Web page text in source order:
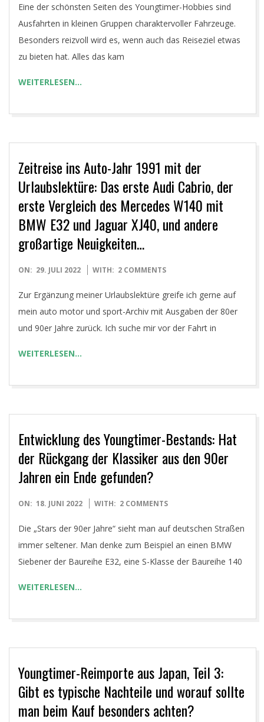
Eine der schönsten Seiten des Youngtimer-Hobbies sind
Ausfahrten in kleinen Gruppen charaktervoller Fahrzeuge.
Besonders reizvoll wird es, wenn auch das Reiseziel etwas
zu bieten hat. Alles das kam
WEITERLESEN…
Zeitreise ins Auto-Jahr 1991 mit der
Urlaubslektüre: Das erste Audi Cabrio, der
erste Vergleich des Mercedes W140 mit
BMW E32 und Jaguar XJ40, und andere
großartige Neuigkeiten…
2022-
ON: 29. JULI 2022 WITH: 2 COMMENTS
Zur Ergänzung meiner Urlaubslektüre greife ich gerne auf
mein auto motor und sport-Archiv mit Ausgaben der 80er
und 90er Jahre zurück. Ich suche mir vor der Fahrt in
WEITERLESEN…
Entwicklung des Youngtimer-Bestands: Hat
der Rückgang der Klassiker aus den 90er
Jahren ein Ende gefunden?
2022-
ON: 18. JUNI 2022 WITH: 2 COMMENTS
Die „Stars der 90er Jahre“ sieht man auf deutschen Straßen
immer seltener. Man denke zum Beispiel an einen BMW
Siebener der Baureihe E32, eine S-Klasse der Baureihe 140
WEITERLESEN…
Youngtimer-Reimporte aus Japan, Teil 3:
Gibt es typische Nachteile und worauf sollte
man beim Kauf besonders achten?